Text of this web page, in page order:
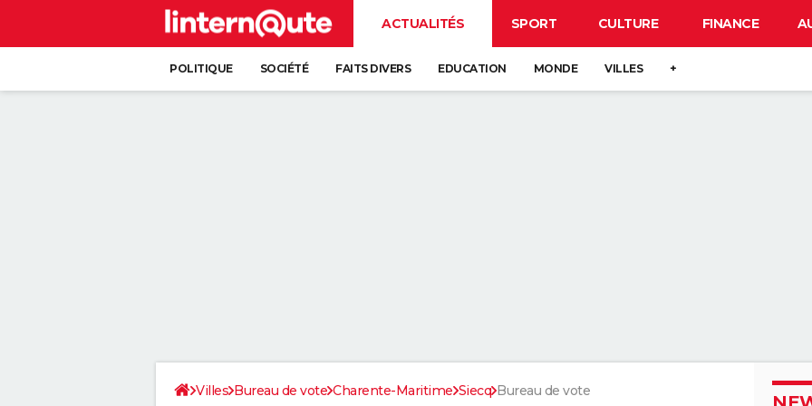
ACTUALITÉS SPORT CULTURE FINANCE
POLITIQUE SOCIÉTÉ FAITS DIVERS EDUCATION MONDE VILLES +
Villes Bureau de vote Charente-Maritime Siecq Bureau de vote